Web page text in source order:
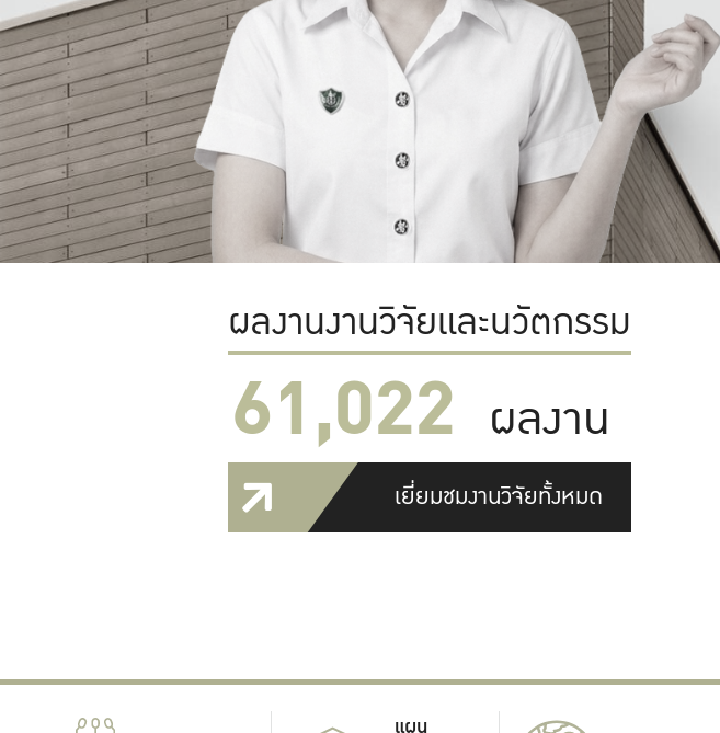
ผลงานงานวิจัยและนวัตกรรม
61,022 ผลงาน
เยี่ยมชมงานวิจัยทั้งหมด